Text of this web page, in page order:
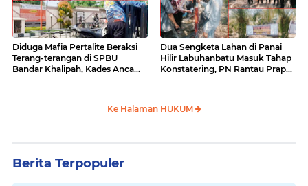
Diduga Mafia Pertalite Beraksi
Terang-terangan di SPBU
Bandar Khalipah, Kades Ancam
Dua Sengketa Lahan di Panai
Hilir Labuhanbatu Masuk Tahap
Konstatering, PN Rantau Prapat
Ke Halaman HUKUM
Berita Terpopuler